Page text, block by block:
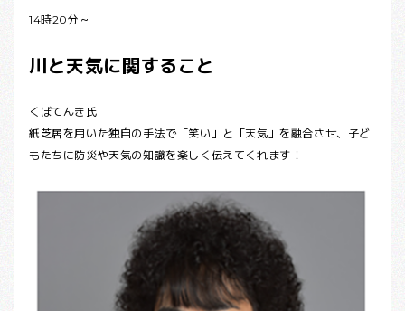
14時20分～
川と天気に関すること
くぼてんき氏
紙芝居を用いた独自の手法で「笑い」と「天気」を融合させ、子ど
もたちに防災や天気の知識を楽しく伝えてくれます！